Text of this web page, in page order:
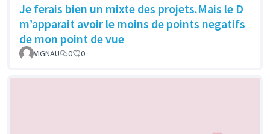
Je ferais bien un mixte des projets.Mais le D
m’apparait avoir le moins de points negatifs
de mon point de vue
VIGNAU 0 0